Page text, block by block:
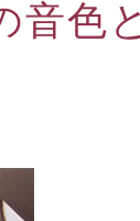
音色